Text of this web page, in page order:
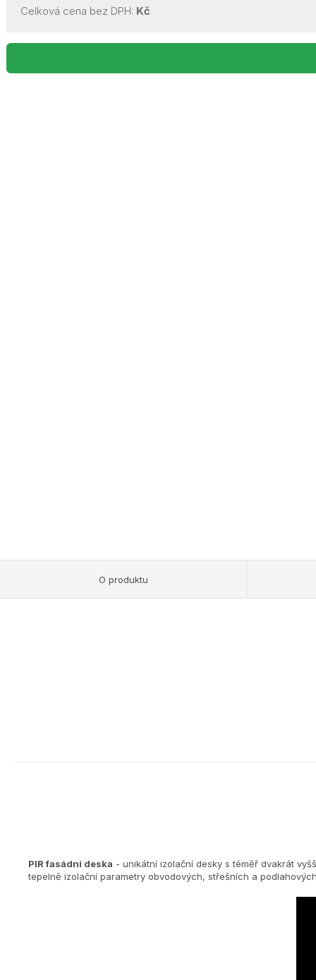
Celková cena bez DPH: Kč
O produktu
PIR fasádní deska - unikátní izolační desky s téměř dvakrát
tepelně izolační parametry obvodových, střešních a